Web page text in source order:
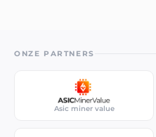
ONZE PARTNERS
Asic miner value